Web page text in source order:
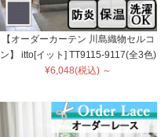
【オーダーカーテン 川島織物セルコ
ン】 itto[イット] TT9115-9117(全3色)
¥6,048(税込) ～